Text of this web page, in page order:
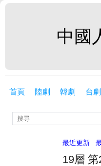
中國
首頁 陸劇 韓劇 台劇
最近更新
19層